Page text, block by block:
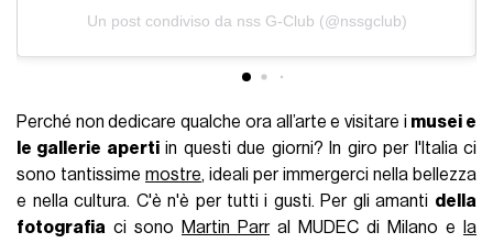
Un post condiviso da nss G-Club (@nssgclub)
Perché non dedicare qualche ora all’arte e visitare i musei e
le gallerie apertiin questi due giorni? In giro per l'Italia ci
sono tantissimemostre, ideali per immergerci nella bellezza
e nella cultura. C'è n'è per tutti i gusti. Per gli amanti della
fotografia ci sono Martin Parral MUDEC di Milano e
la